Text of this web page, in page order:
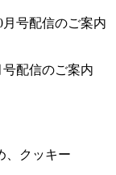
配信のご案内
、クッキー